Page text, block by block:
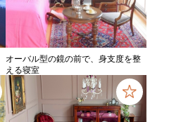
オーバル型の鏡の前で、身支度を整
える寝室